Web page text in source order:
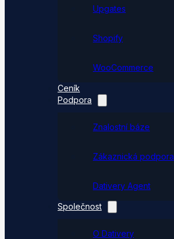
Upgates
Shopify
WooCommerce
Ceník
Podpora
Znalostní báze
Zákaznická podpora
Dativery Agent
Společnost
O Dativery